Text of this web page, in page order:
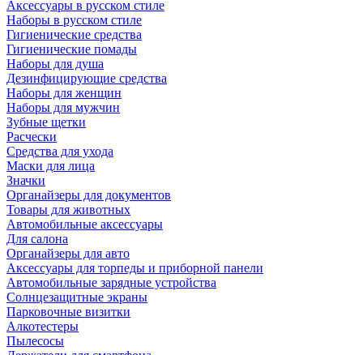
Аксессуары в русском стиле
Наборы в русском стиле
Гигиенические средства
Гигиенические помады
Наборы для душа
Дезинфицирующие средства
Наборы для женщин
Наборы для мужчин
Зубные щетки
Расчески
Средства для ухода
Маски для лица
Значки
Органайзеры для документов
Товары для животных
Автомобильные аксессуары
Для салона
Органайзеры для авто
Аксессуары для торпеды и приборной панели
Автомобильные зарядные устройства
Солнцезащитные экраны
Парковочные визитки
Алкотестеры
Пылесосы